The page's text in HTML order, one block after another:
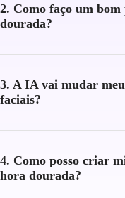
2. Como faço um
dourada?
3. A IA vai mudar
faciais?
4. Como posso criar
hora dourada?